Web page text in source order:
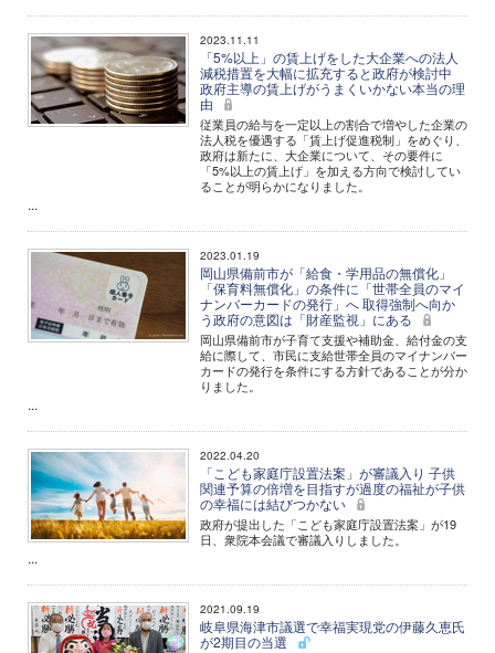
2023.11.11
「5%以上」の賃上げをした大企業への法人
減税措置を大幅に拡充すると政府が検討中
政府主導の賃上げがうまくいかない本当の理
由
従業員の給与を一定以上の割合で増やした企業の
法人税を優遇する「賃上げ促進税制」をめぐり、
政府は新たに、大企業について、その要件に
「5%以上の賃上げ」を加える方向で検討してい
ることが明らかになりました。
...
2023.01.19
岡山県備前市が「給食・学用品の無償化」
「保育料無償化」の条件に「世帯全員のマイ
ナンバーカードの発行」へ 取得強制へ向か
う政府の意図は「財産監視」にある
岡山県備前市が子育て支援や補助金、給付金の支
給に際して、市民に支給世帯全員のマイナンバー
カードの発行を条件にする方針であることが分か
りました。
...
2022.04.20
「こども家庭庁設置法案」が審議入り 子供
関連予算の倍増を目指すが過度の福祉が子供
の幸福には結びつかない
政府が提出した「こども家庭庁設置法案」が19
日、衆院本会議で審議入りしました。
...
2021.09.19
岐阜県海津市議選で幸福実現党の伊藤久恵氏
が2期目の当選